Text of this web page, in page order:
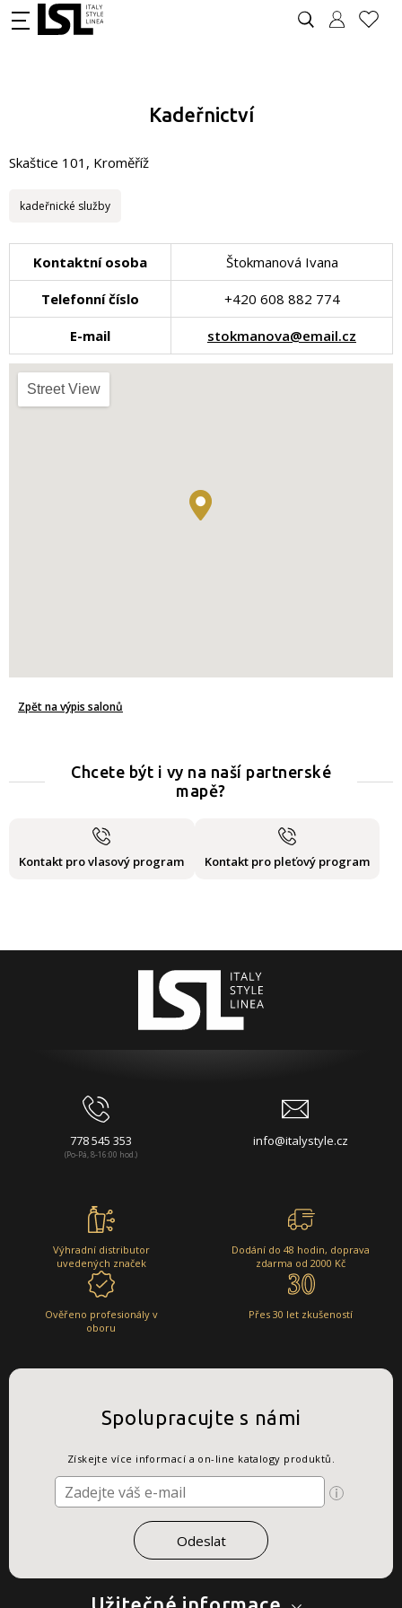
Kadeřnictví
Skaštice 101, Kroměříž
kadeřnické služby
Kontaktní osoba Štokmanová Ivana
Telefonní číslo +420 608 882 774
E-mail stokmanova@email.cz
Street View
Zpět na výpis salonů
Chcete být i vy na naší partnerské
mapě?
Kontakt pro vlasový program Kontakt pro pleťový program
778 545 353
(Po-Pá, 8-16:00 hod.)
info@italystyle.cz
Výhradní distributor
uvedených značek
Dodání do 48 hodin, doprava
zdarma od 2000 Kč
Ověřeno profesionály v
oboru
Přes 30 let zkušeností
Spolupracujte s námi
Získejte více informací a on-line katalogy produktů.